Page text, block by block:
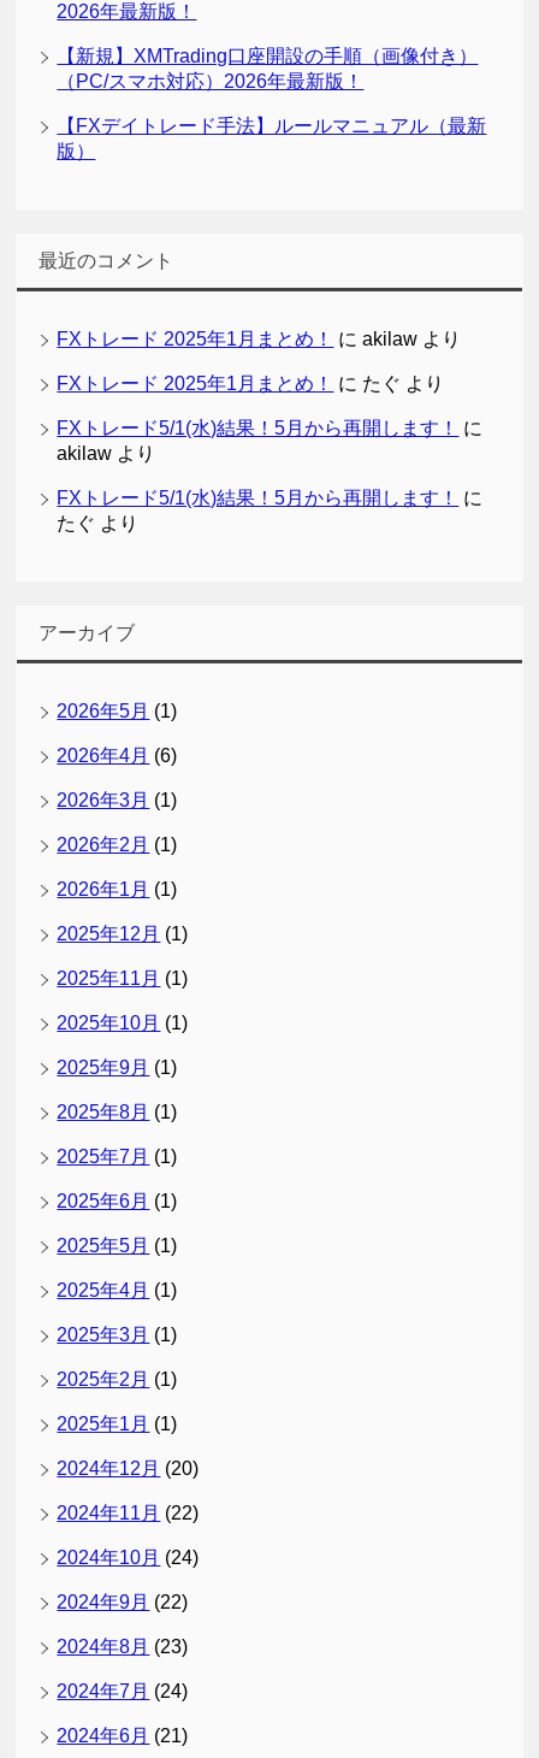
2026年最新版！
【新規】XMTrading口座開設の手順（画像付き）
（PC/スマホ対応）2026年最新版！
【FXデイトレード手法】ルールマニュアル（最新
版）
最近のコメント
FXトレード 2025年1月まとめ！ にakilaw より
FXトレード 2025年1月まとめ！ に たぐ より
FXトレード5/1(水)結果！5月から再開します！
に
akilaw より
FXトレード5/1(水)結果！5月から再開します！
に
たぐ より
アーカイブ
2026年5月 (1)
2026年4月 (6)
2026年3月 (1)
2026年2月 (1)
2026年1月 (1)
2025年12月 (1)
2025年11月 (1)
2025年10月 (1)
2025年9月 (1)
2025年8月 (1)
2025年7月 (1)
2025年6月 (1)
2025年5月 (1)
2025年4月 (1)
2025年3月 (1)
2025年2月 (1)
2025年1月 (1)
2024年12月 (20)
2024年11月 (22)
2024年10月 (24)
2024年9月 (22)
2024年8月 (23)
2024年7月 (24)
2024年6月 (21)